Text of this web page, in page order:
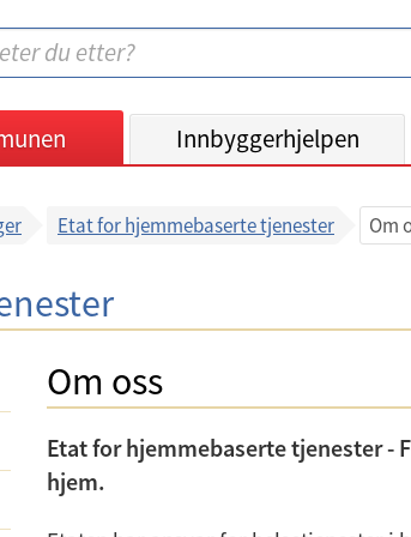
Innbyggerhjelpen
Etat for hjemmebaserte tjenester Om
Om oss
Etat for hjemmebaserte tjenester -
hjem.